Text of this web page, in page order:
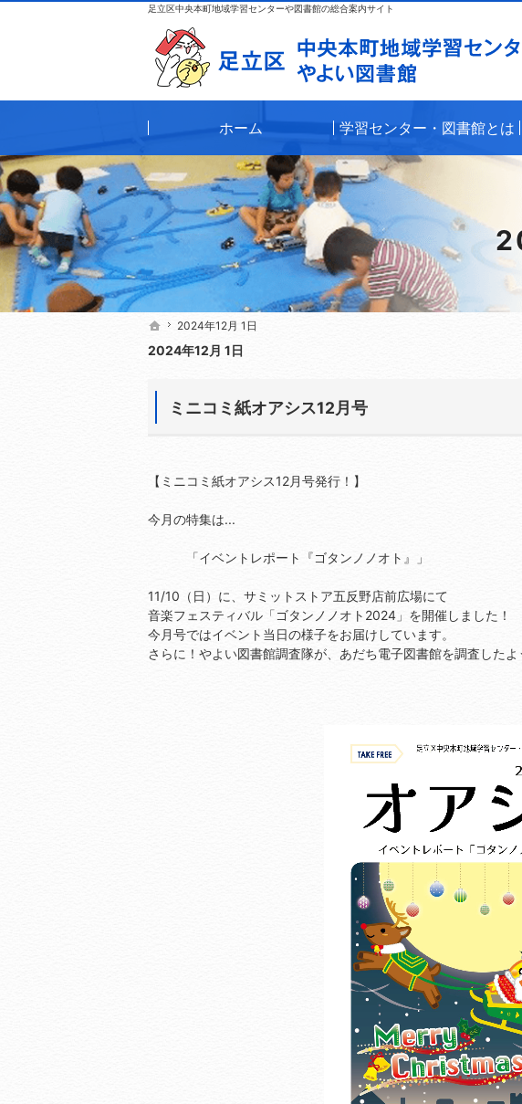
足立区中央本町地域学習センターや図書館の総合案内サイト
ホーム
2024年12月 1日
2024年12月 1日
ミニコミ紙オアシス12月号
【ミニコミ紙オアシス12月号発行！】
今月の特集は...
「イベントレポート『ゴタンノノオト』」
11/10（日）に、サミットストア五反野店前広場にて
音楽フェスティバル「ゴタンノノオト2024」を開催しました！
今月号ではイベント当日の様子をお届けしています。
さらに！やよい図書館調査隊が、あだち電子図書館を調査したよ
ホーム
2024年12月 1日
ホーム 学習センター・図書館とは